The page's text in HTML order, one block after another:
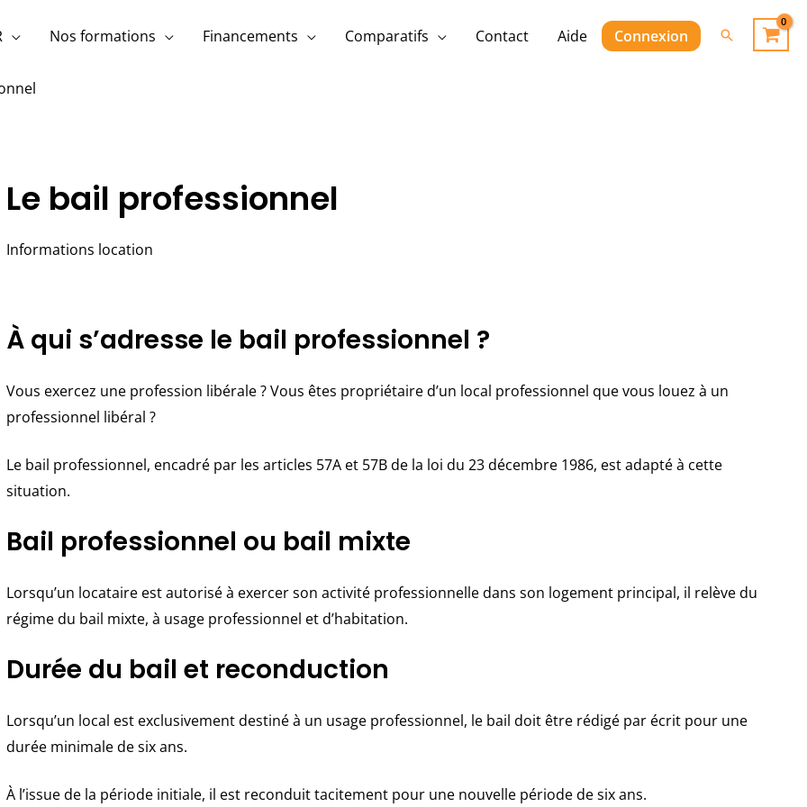
Nos formations Financements Comparatifs Contact Aide Connexion Rechercher
Le bail professionnel
Informations location
À qui s’adresse le bail professionnel ?
Vous exercez une profession libérale ? Vous êtes propriétaire d’un local professionnel que vous louez à un
professionnel libéral ?
Le bail professionnel, encadré par les articles 57A et 57B de la loi du 23 décembre 1986, est adapté à cette
situation.
Bail professionnel ou bail mixte
Lorsqu’un locataire est autorisé à exercer son activité professionnelle dans son logement principal, il relève du
régime du bail mixte, à usage professionnel et d’habitation.
Durée du bail et reconduction
Lorsqu’un local est exclusivement destiné à un usage professionnel, le bail doit être rédigé par écrit pour une
durée minimale de six ans.
À l’issue de la période initiale, il est reconduit tacitement pour une nouvelle période de six ans.